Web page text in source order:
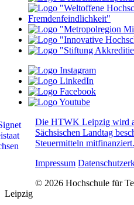
Die HTWK Leipzig wird
Sächsischen Landtag
Steuermitteln mitfinanziert.
Impressum
© 2026 Hochschule für
Leipzig